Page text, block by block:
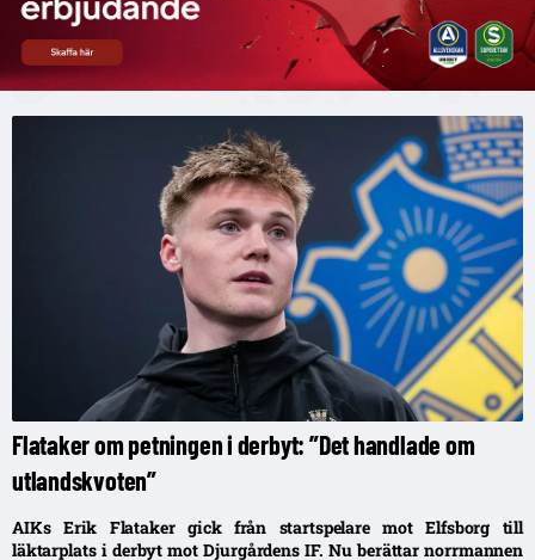
Flataker om petningen i derbyt: ”Det handlade om
utlandskvoten”
AIKs Erik Flataker gick från startspelare mot Elfsborg till
läktarplats i derbyt mot Djurgårdens IF. Nu berättar norrmannen